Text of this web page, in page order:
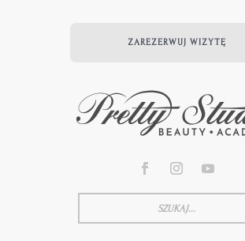
ZAREZERWUJ WIZYTĘ